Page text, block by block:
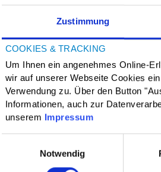
Zustimmung
COOKIES & TRACKING
Um Ihnen ein angenehmes Online-
wir auf unserer Webseite Cookies
Verwendung zu. Über den Button
Informationen, auch zur
unserem Impressum
Notwendig
31.08.2020
Lesen Sie hier
Inklusion der Stadt
den Behindertenbeirat,
Veränderungen im
Download
An- und